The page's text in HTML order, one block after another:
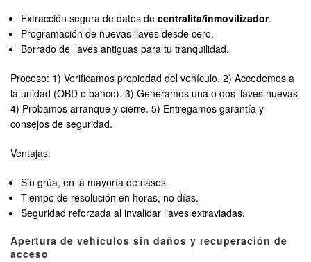
Extracción segura de datos decentralita/inmovilizador.
Programación de nuevas llaves desde cero.
Borrado de llaves antiguas para tu tranquilidad.
Proceso: 1) Verificamos propiedad del vehículo. 2) Accedemos a
la unidad (OBD o banco). 3) Generamos una o dos llaves nuevas.
4) Probamos arranque y cierre. 5) Entregamos garantía y
consejos de seguridad.
Ventajas:
Sin grúa, en la mayoría de casos.
Tiempo de resolución en horas, no días.
Seguridad reforzada al invalidar llaves extraviadas.
Apertura de vehículos sin daños y recuperación de
acceso